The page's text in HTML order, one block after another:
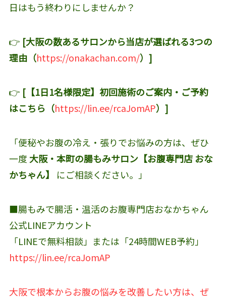
日はもう終わりにしませんか？
👉 [大阪の数あるサロンから当店が選ばれる3つの
理由（https://onakachan.com/）]
👉 [【1日1名様限定】初回施術のご案内・ご予約
はこちら（https://lin.ee/rcaJomAP）]
「便秘やお腹の冷え・張りでお悩みの方は、ぜひ
一度 大阪・本町の腸もみサロン【お腹専門店 おな
かちゃん】
にご相談ください。」
■腸もみで腸活・温活のお腹専門店おなかちゃん
公式LINEアカウント‬
「LINEで無料相談」または「24時間WEB予約」
https://lin.ee/rcaJomAP
大阪で根本からお腹の悩みを改善したい方は、ぜ